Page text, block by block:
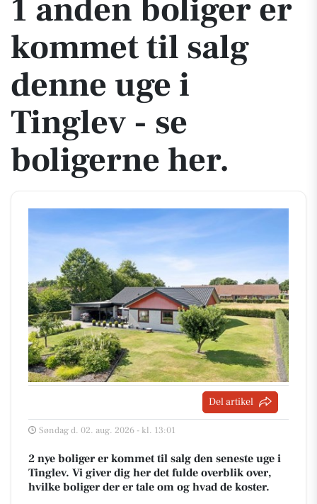
1 anden boliger er
kommet til salg
denne uge i
Tinglev - se
boligerne her.
Del artikel
Søndag d. 02. aug. 2026 - kl. 13:01
2 nye boliger er kommet til salg den seneste uge i
Tinglev. Vi giver dig her det fulde overblik over,
hvilke boliger der er tale om og hvad de koster.